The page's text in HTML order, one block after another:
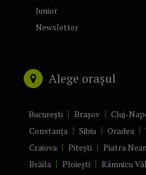
Junior
Newsletter
Alege orașul
București Brașov Cluj-
Constanța
Sibiu Oradea
Craiova
Pitești Piatra
Brăila
Ploiești Râmnicu